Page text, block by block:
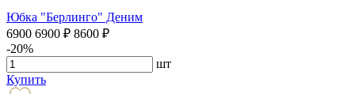
Юбка "Берлинго" Деним
6900 6900 ₽ 8600 ₽
-20%
шт
Купить